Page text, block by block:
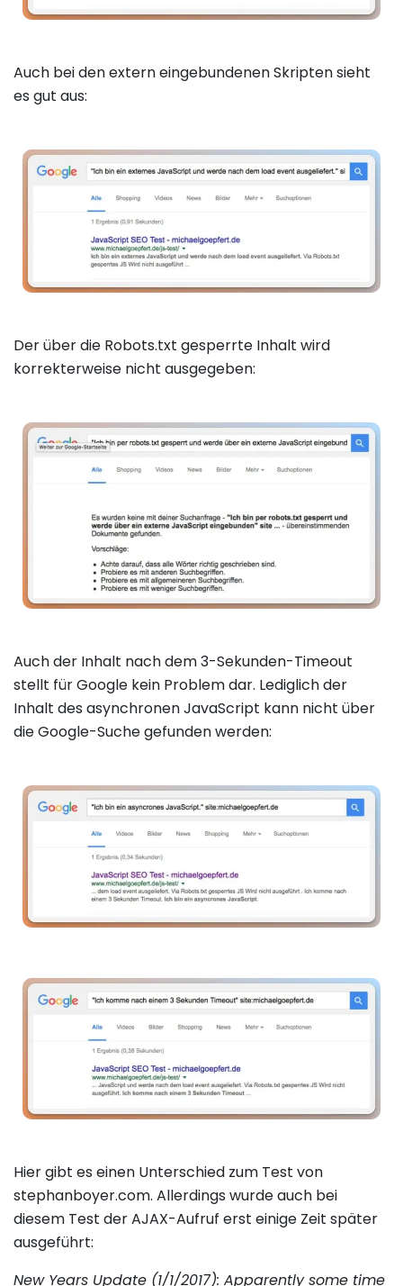
Auch bei den extern eingebundenen Skripten sieht
es gut aus:
Der über die Robots.txt gesperrte Inhalt wird
korrekterweise nicht ausgegeben:
Auch der Inhalt nach dem 3-Sekunden-Timeout
stellt für Google kein Problem dar. Lediglich der
Inhalt des asynchronen JavaScript kann nicht über
die Google-Suche gefunden werden:
Hier gibt es einen Unterschied zum Test von
stephanboyer.com. Allerdings wurde auch bei
diesem Test der AJAX-Aufruf erst einige Zeit später
ausgeführt:
New Years Update (1/1/2017): Apparently some time